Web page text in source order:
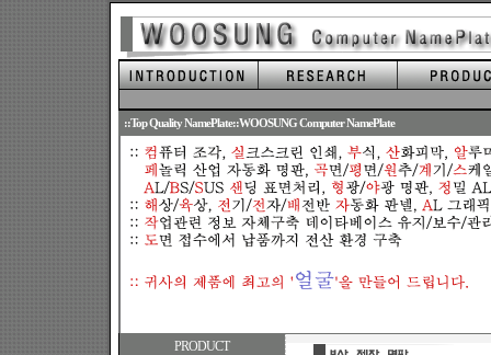
::Top Quality NamePlate::WOOSUNG Computer NamePlate
PRODUCT